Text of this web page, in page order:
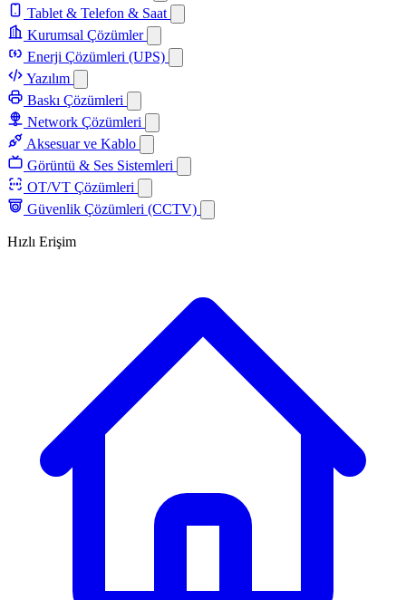
Tablet & Telefon & Saat
Kurumsal Çözümler
Enerji Çözümleri (UPS)
Yazılım
Baskı Çözümleri
Network Çözümleri
Aksesuar ve Kablo
Görüntü & Ses Sistemleri
OT/VT Çözümleri
Güvenlik Çözümleri (CCTV)
Hızlı Erişim